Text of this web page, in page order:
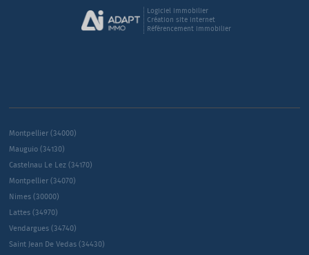
Logiciel immobilier
Création site internet
Référencement immobilier
Montpellier (34000)
Mauguio (34130)
Castelnau Le Lez (34170)
Montpellier (34070)
Nimes (30000)
Lattes (34970)
Vendargues (34740)
Saint Jean De Vedas (34430)